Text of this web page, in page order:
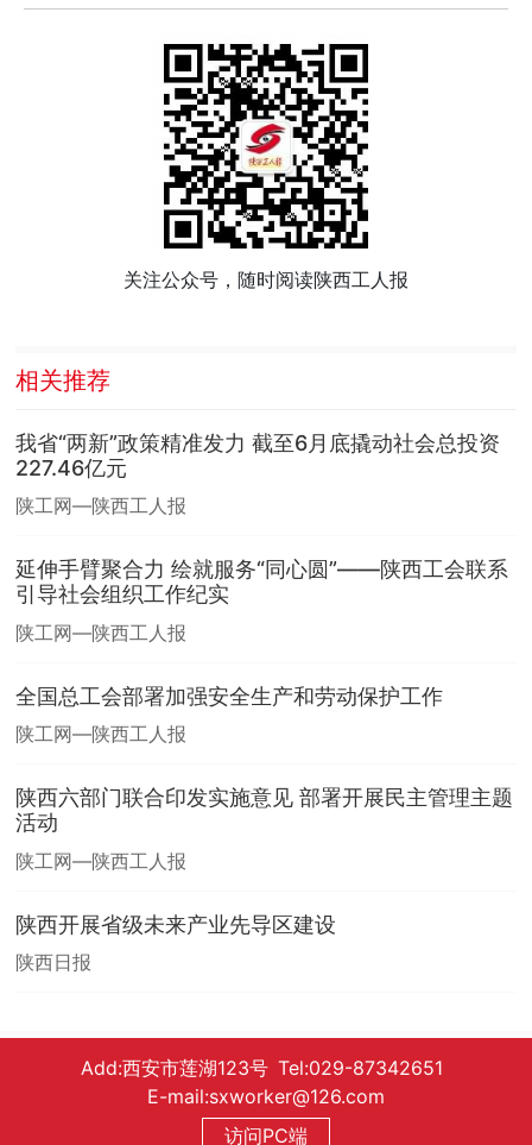
关注公众号，随时阅读陕西工人报
相关推荐
我省“两新”政策精准发力 截至6月底撬动社会总投资
227.46亿元
陕工网—陕西工人报
延伸手臂聚合力 绘就服务“同心圆”——陕西工会联系
引导社会组织工作纪实
陕工网—陕西工人报
全国总工会部署加强安全生产和劳动保护工作
陕工网—陕西工人报
陕西六部门联合印发实施意见 部署开展民主管理主题
活动
陕工网—陕西工人报
陕西开展省级未来产业先导区建设
陕西日报
Add:西安市莲湖123号 Tel:029-87342651
E-mail:sxworker@126.com
访问PC端